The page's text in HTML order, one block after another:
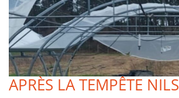
APRÈS LA TEMPÊTE NILS